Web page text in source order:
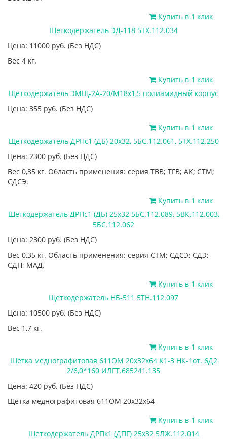
Купить в 1 клик
Щеткодержатель ЭД-118 5ТХ.112.034
Цена: 11000 руб. (Без НДС)
Вес 4 кг.
Купить в 1 клик
Щеткодержатель ЭМЩ-2А-20/М18х1,5 полиамидный корпус
Цена: 355 руб. (Без НДС)
Купить в 1 клик
Щеткодержатель ДРПс1 (ДБ) 20х32, 5БС.112.061, 5ТХ.112.250
Цена: 2300 руб. (Без НДС)
Вес 0,35 кг. Область применения: серия ТВВ; ТГВ; АК; СТМ;
СДСЭ.
Купить в 1 клик
Щеткодержатель ДРПс1 (ДБ) 25х32 5БС.112.089, 5ВК.112.003,
5БС.112.062
Цена: 2300 руб. (Без НДС)
Вес 0,35 кг. Область применения: серия СТМ; СДСЭ; СДЭ;
СДН; МАД.
Купить в 1 клик
Щеткодержатель НБ-511 5ТН.112.097
Цена: 10500 руб. (Без НДС)
Вес 1,7 кг.
Купить в 1 клик
Щетка меднографитовая 611ОМ 20х32х64 К1-3 НК-1от. 6Д2
2/6,0*160 ИЛГТ.685241.135
Цена: 420 руб. (Без НДС)
Щетка меднографитовая 611ОМ 20х32х64
Купить в 1 клик
Щеткодержатель ДРПк1 (ДПГ) 25х32 5ЛЖ.112.014